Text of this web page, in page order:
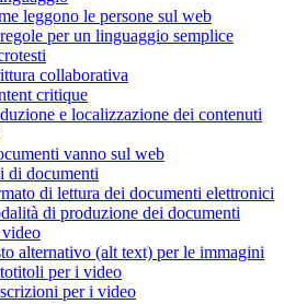
leggono le persone sul web
per un linguaggio semplice
collaborativa
critique
e localizzazione dei contenuti
vanno sul web
di documenti
di lettura dei documenti elettronici
di produzione dei documenti
alternativo (alt text) per le immagini
per i video
per i video